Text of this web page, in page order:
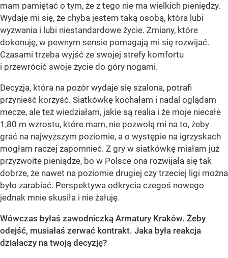
mam pamiętać o tym, że z tego nie ma wielkich pieniędzy.
Wydaje mi się, że chyba jestem taką osobą, która lubi
wyzwania i lubi niestandardowe życie. Zmiany, które
dokonuję, w pewnym sensie pomagają mi się rozwijać.
Czasami trzeba wyjść ze swojej strefy komfortu
i przewrócić swoje życie do góry nogami.
Decyzja, która na pozór wydaje się szalona, potrafi
przynieść korzyść. Siatkówkę kochałam i nadal oglądam
mecze, ale też wiedziałam, jakie są realia i że moje niecałe
1,80 m wzrostu, które mam, nie pozwolą mi na to, żeby
grać na najwyższym poziomie, a o występie na igrzyskach
mogłam raczej zapomnieć. Z gry w siatkówkę miałam już
przyzwoite pieniądze, bo w Polsce ona rozwijała się tak
dobrze, że nawet na poziomie drugiej czy trzeciej ligi można
było zarabiać. Perspektywa odkrycia czegoś nowego
jednak mnie skusiła i nie żałuję.
Wówczas byłaś zawodniczką Armatury Kraków. Żeby
odejść, musiałaś zerwać kontrakt. Jaka była reakcja
działaczy na twoją decyzję?